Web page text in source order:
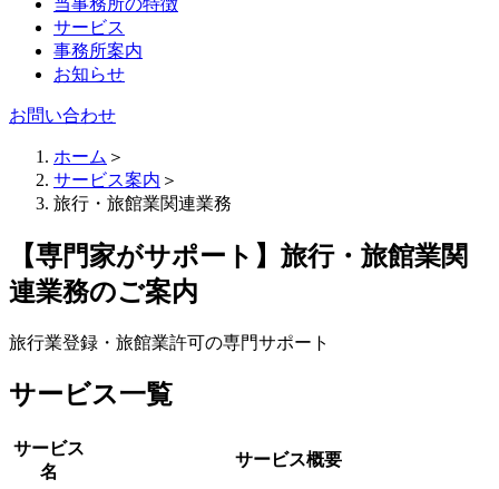
サービス
事務所案内
お知らせ
お問い合わせ
ホーム ＞
サービス案内 ＞
旅行・旅館業関連業務
【専門家がサポート】旅行・旅館業関
連業務のご案内
旅行業登録・旅館業許可の専門サポート
サービス一覧
サービス
名
サービス概要